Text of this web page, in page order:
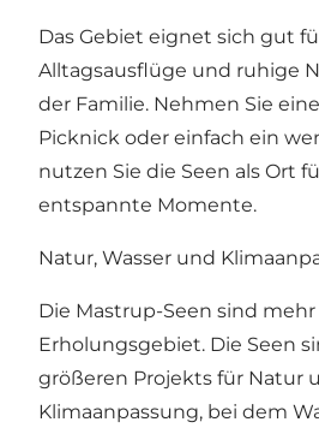
Das Gebiet eignet sich gut
Alltagsausflüge und ruhige
der Familie. Nehmen Sie
Picknick oder einfach ein
nutzen Sie die Seen als Ort
entspannte Momente.
Natur, Wasser und
Die Mastrup-Seen sind mehr
Erholungsgebiet. Die Seen
größeren Projekts für Natur
Klimaanpassung, bei dem